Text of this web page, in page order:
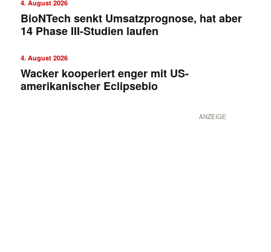
4. August 2026
BioNTech senkt Umsatzprognose, hat aber
14 Phase III-Studien laufen
4. August 2026
Wacker kooperiert enger mit US-
amerikanischer Eclipsebio
ANZEIGE